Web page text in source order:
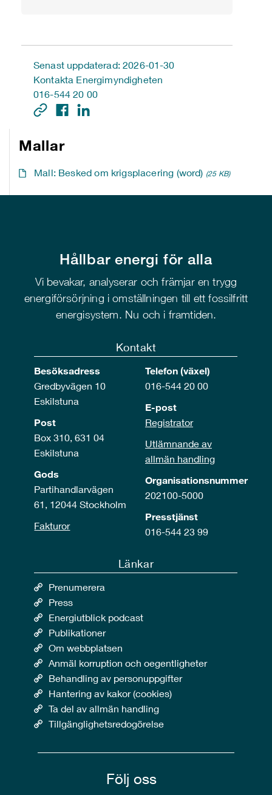
Senast uppdaterad: 2026-01-30
Kontakta Energimyndigheten
016-544 20 00
Mallar
Mall: Besked om krigsplacering (word) (25 KB)
Hållbar energi för alla
Vi bevakar, analyserar och främjar en trygg
energiförsörjning i omställningen till ett fossilfritt
energisystem. Nu och i framtiden.
Kontakt
Besöksadress
Gredbyvägen 10
Eskilstuna
Post
Box 310, 631 04
Eskilstuna
Gods
Partihandlarvägen
61, 12044 Stockholm
Fakturor
Telefon (växel)
016-544 20 00
E-post
Registrator
Utlämnande av
allmän handling
Organisationsnummer
202100-5000
Presstjänst
016-544 23 99
Länkar
Prenumerera
Press
Energiutblick podcast
Publikationer
Om webbplatsen
Anmäl korruption och oegentligheter
Behandling av personuppgifter
Hantering av kakor (cookies)
Ta del av allmän handling
Tillgänglighetsredogörelse
Följ oss